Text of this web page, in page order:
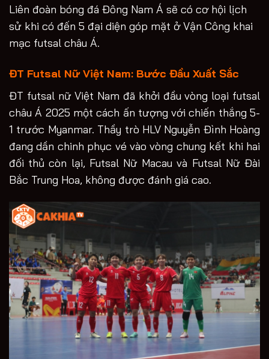
Liên đoàn bóng đá Đông Nam Á sẽ có cơ hội lịch
sử khi có đến 5 đại diện góp mặt ở Vận Công khai
mạc futsal châu Á.
ĐT Futsal Nữ Việt Nam: Bước Đầu Xuất Sắc
ĐT futsal nữ Việt Nam đã khởi đầu vòng loại futsal
châu Á 2025 một cách ấn tượng với chiến thắng 5-
1 trước Myanmar. Thầy trò HLV Nguyễn Đình Hoàng
đang dần chinh phục vé vào vòng chung kết khi hai
đối thủ còn lại, Futsal Nữ Macau và Futsal Nữ Đài
Bắc Trung Hoa, không được đánh giá cao.